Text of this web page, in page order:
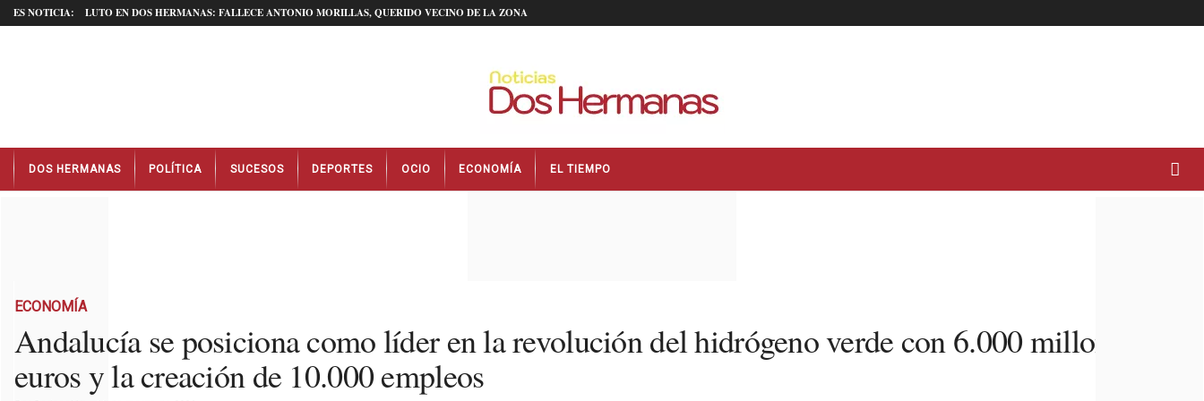
ES NOTICIA: LUTO EN DOS HERMANAS: FALLECE ANTONIO MORILLAS, QUERIDO VECINO DE LA ZONA
t
DOS HERMANAS POLÍTICA SUCESOS DEPORTES OCIO ECONOMÍA EL TIEMPO
ECONOMÍA
Andalucía se posiciona como líder en la revolución del hidrógeno verde con 6.000 millones de
euros y la creación de 10.000 empleos